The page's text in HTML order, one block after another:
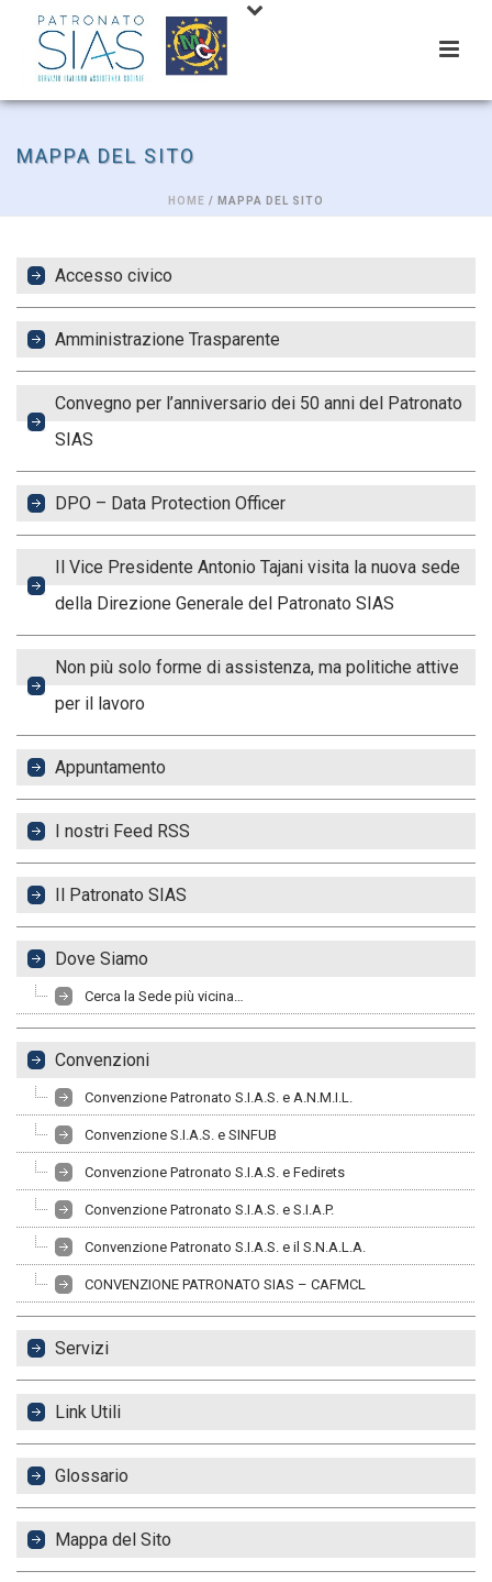
MAPPA DEL SITO
HOME / MAPPA DEL SITO
Accesso civico
Amministrazione Trasparente
Convegno per l’anniversario dei 50 anni del Patronato
SIAS
DPO – Data Protection Officer
Il Vice Presidente Antonio Tajani visita la nuova sede
della Direzione Generale del Patronato SIAS
Non più solo forme di assistenza, ma politiche attive
per il lavoro
Appuntamento
I nostri Feed RSS
Il Patronato SIAS
Dove Siamo
Cerca la Sede più vicina…
Convenzioni
Convenzione Patronato S.I.A.S. e A.N.M.I.L.
Convenzione S.I.A.S. e SINFUB
Convenzione Patronato S.I.A.S. e Fedirets
Convenzione Patronato S.I.A.S. e S.I.A.P.
Convenzione Patronato S.I.A.S. e il S.N.A.L.A.
CONVENZIONE PATRONATO SIAS – CAFMCL
Servizi
Link Utili
Glossario
Mappa del Sito